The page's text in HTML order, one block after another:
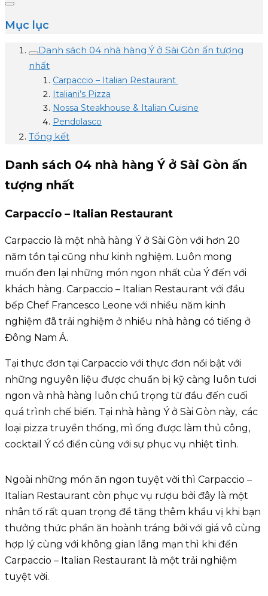
Mục lục
Danh sách 04 nhà hàng Ý ở Sài Gòn ấn tượng
nhất
Carpaccio – Italian Restaurant
Italiani’s Pizza
Nossa Steakhouse & Italian Cuisine
Pendolasco
Tổng kết
Danh sách 04 nhà hàng Ý ở Sài Gòn ấn
tượng nhất
Carpaccio – Italian Restaurant
Carpaccio là một nhà hàng Ý ở Sài Gòn với hơn 20
năm tồn tại cũng như kinh nghiệm. Luôn mong
muốn đen lại những món ngon nhất của Ý đến với
khách hàng. Carpaccio – Italian Restaurant với đầu
bếp Chef Francesco Leone với nhiều năm kinh
nghiệm đã trải nghiệm ở nhiều nhà hàng có tiếng ở
Đông Nam Á.
Tại thực đơn tại Carpaccio với thực đơn nổi bật với
những nguyên liệu được chuẩn bị kỹ càng luôn tươi
ngon và nhà hàng luôn chú trọng từ đầu đến cuối
quá trình chế biến. Tại nhà hàng Ý ở Sài Gòn này, các
loại pizza truyền thống, mì ống được làm thủ công,
cocktail Ý cổ điển cùng với sự phục vụ nhiệt tình.
Ngoài những món ăn ngon tuyệt vời thì Carpaccio –
Italian Restaurant còn phục vụ rượu bởi đây là một
nhân tố rất quan trọng để tăng thêm khẩu vị khi bạn
thưởng thức phần ăn hoành tráng bởi với giá vô cùng
hợp lý cùng với không gian lãng mạn thì khi đến
Carpaccio – Italian Restaurant là một trải nghiệm
tuyệt vời.